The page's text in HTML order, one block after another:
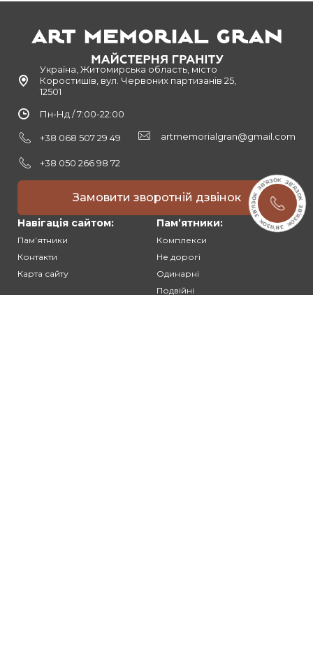
Україна, Житомирська область, місто
Коростишів, вул. Червоних партизанів 25,
12501
Пн-Нд / 7:00-22:00
+38 068 507 29 49
+38 050 266 98 72
artmemorialgran@gmail.com
Замовити зворотній дзвінок
Навігація сайтом:
Памʼятники
Контакти
Карта сайту
Памʼятники:
Комплекси
Не дорогі
Одинарні
Подвійні